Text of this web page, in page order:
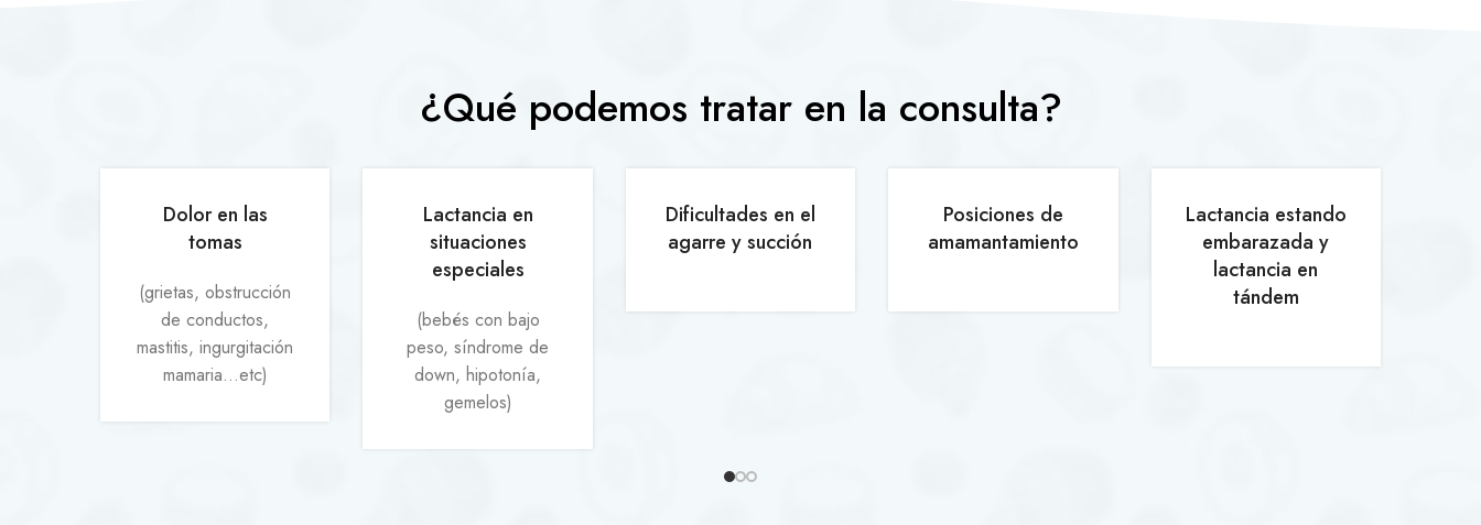
¿Qué podemos tratar en la consulta?
Dolor en las
tomas
(grietas, obstrucción
de conductos,
mastitis, ingurgitación
mamaria...etc)
Lactancia en
situaciones
especiales
(bebés con bajo
peso, síndrome de
down, hipotonía,
gemelos)
Dificultades en el
agarre y succión
Posiciones de
amamantamiento
Lactancia estando
embarazada y
lactancia en
tándem